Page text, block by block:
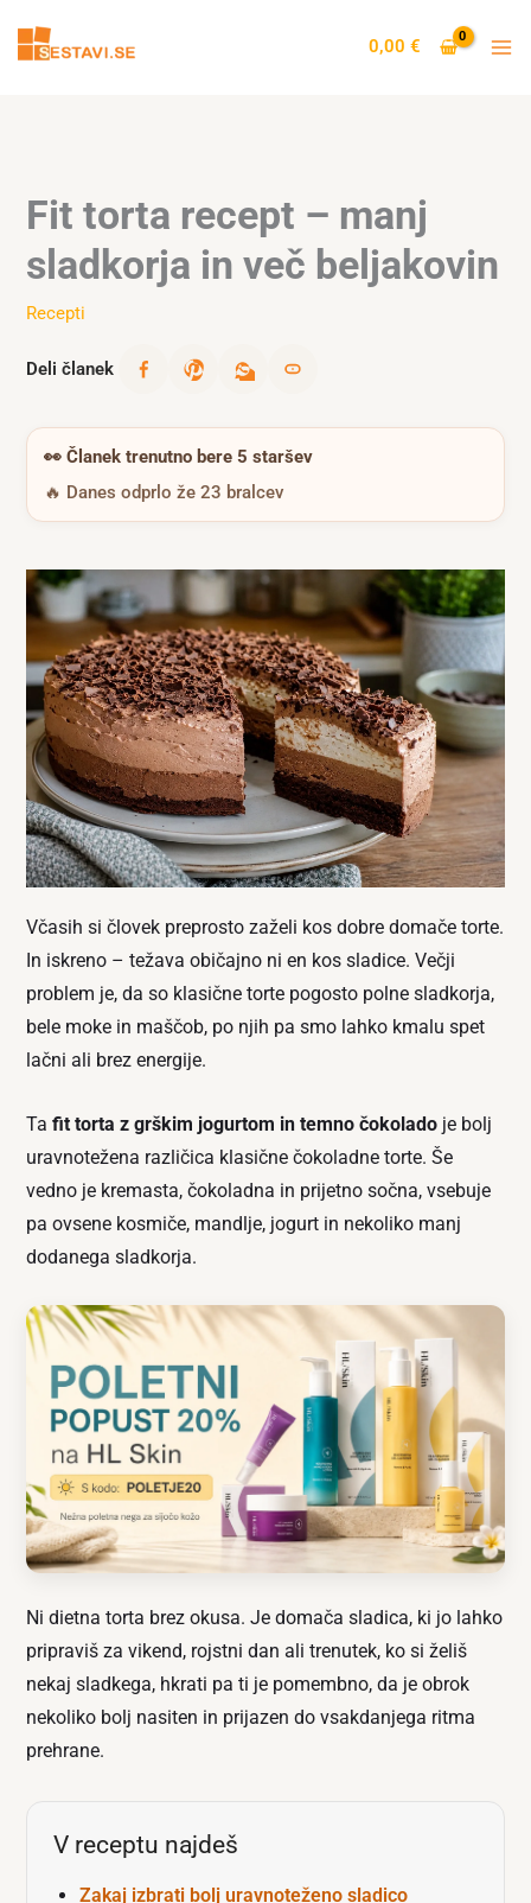
content
0,00€
Fit torta recept – manj
sladkorja in več beljakovin
Recepti
Deli članek
👀Članek trenutno bere 5 staršev
🔥 Danes odprlo že 23 bralcev
Včasih si človek preprosto zaželi kos dobre domače torte.
In iskreno – težava običajno ni en kos sladice. Večji
problem je, da so klasične torte pogosto polne sladkorja,
bele moke in maščob, po njih pa smo lahko kmalu spet
lačni ali brez energije.
Tafit torta z grškim jogurtom in temno čokolado je bolj
uravnotežena različica klasične čokoladne torte. Še
vedno je kremasta, čokoladna in prijetno sočna, vsebuje
pa ovsene kosmiče, mandlje, jogurt in nekoliko manj
dodanega sladkorja.
Ni dietna torta brez okusa. Je domača sladica, ki jo lahko
pripraviš za vikend, rojstni dan ali trenutek, ko si želiš
nekaj sladkega, hkrati pa ti je pomembno, da je obrok
nekoliko bolj nasiten in prijazen do vsakdanjega ritma
prehrane.
V receptu najdeš
Zakaj izbrati bolj uravnoteženo sladico